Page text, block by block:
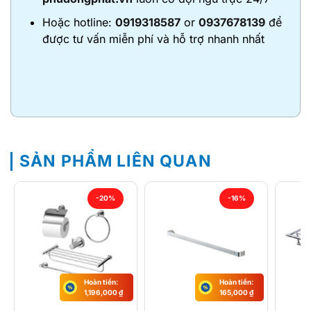
Hoặc hotline: 0919318587 or 0937678139 để
được tư vấn miễn phí và hỗ trợ nhanh nhất
SẢN PHẨM LIÊN QUAN
-20%
Hoàn tiền:
1,196,000₫
-16%
Hoàn tiền:
165,000₫